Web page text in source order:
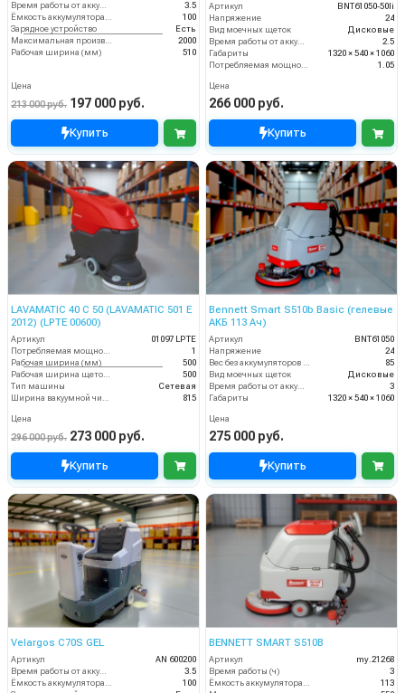
Время работы от аккумуляторов (ч)
3.5
Ёмкость аккумулятора (Ач)
100
Зарядное устройство
Есть
Максимальная производительность (кв.м/час)
2000
Рабочая ширина (мм)
510
Цена
213 000 руб. 197 000 руб.
Купить
Артикул
BNT61050-50li
Напряжение
24
Вид моечных щеток
Дисковые
Время работы от аккумуляторов (ч)
2.5
Габариты
1320 × 540 × 1060
Потребляемая мощность (кВт)
1.05
Цена
266 000 руб.
Купить
LAVAMATIC 40 C 50 (LAVAMATIC 501 E
2012) (LPTE 00600)
Артикул
01097 LPTE
1
Рабочая ширина (мм)
500
500
Тип машины
Сетевая
815
Цена
296 000 руб. 273 000 руб.
Купить
Bennett Smart S510b Basic (гелевые
АКБ 113 Ач)
Артикул
BNT61050
Напряжение
24
85
Вид моечных щеток
Дисковые
Время работы от аккумуляторов (ч)
3
Габариты
1320 × 540 × 1060
Цена
275 000 руб.
Купить
Velargos C70S GEL
Артикул
AN 600200
Время работы от аккумуляторов (ч)
3.5
100
BENNETT SMART S510B
Артикул
my.21268
Время работы (ч)
3
113